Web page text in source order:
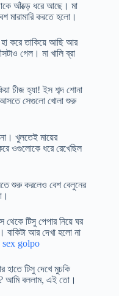
আঁক্ড়ে ধরে আছে। মা
মারামারি করতে হলো।
করে তাকিয়ে আছি আর
গেল। মা খালি ব্রা
চীজ হ্যা! ইস শব্দ শোনা
সেগুলো খোলা শুরু
খুলতেই মায়ের
ওগুলোকে ধরে রেখেছিল
শুরু করলেও বেশ বেলুনের
থেকে টিসু পেপার নিয়ে ঘর
বাকিটা আর দেখা হলো না
sex golpo
হাতে টিসু দেখে মুচকি
আমি বললাম, এই তো।